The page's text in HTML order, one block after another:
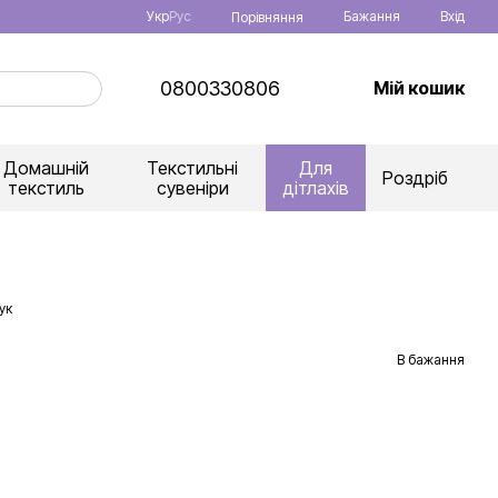
УкрРус Порівняння Бажання Вхід
0800330806 Мій кошик
Домашній
текстиль
Текстильні
сувеніри
Для
дітлахів
Роздріб
В бажання